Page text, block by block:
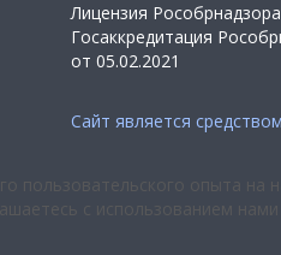
Лицензия
Госаккредитация
от 05.02.2021
Сайт является
пользовательского опыта на
с использованием